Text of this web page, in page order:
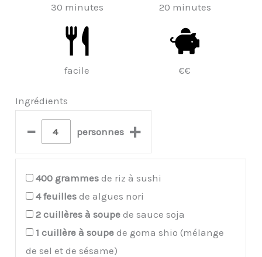
30 minutes 20 minutes
facile €€
Ingrédients
– personnes +
400 grammes de riz à sushi
4 feuilles de algues nori
2 cuillères à soupe de sauce soja
1 cuillère à soupe de goma shio (mélange
de sel et de sésame)